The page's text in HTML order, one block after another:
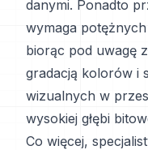
danymi. Ponadto
wymaga
biorąc pod uwagę
gradacją kolorów i
wizualnych w
wysokiej głębi
Co więcej,